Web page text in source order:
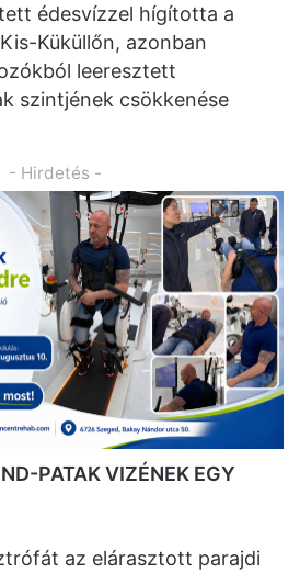
édesvízzel hígította a
Küküllőn, azonban
leeresztett
szintjének csökkenése
- Hirdetés -
PATAK VIZÉNEK EGY
az elárasztott parajdi